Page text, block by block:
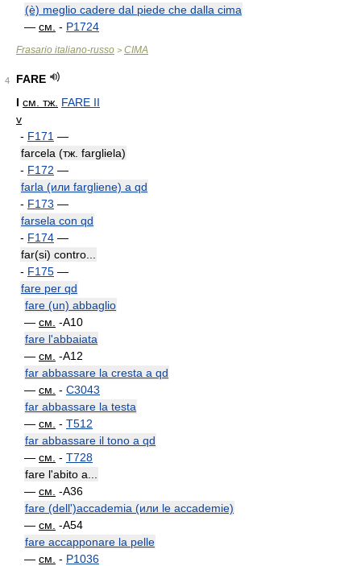
(è) meglio cadere dal piede che dalla cima
— см. - P1724
Frasario italiano-russo > CIMA
4
FARE
I см. тж. FARE II
v
- F171 —
farcela (тж. fargliela)
- F172 —
farla (или fargliene) a qd
- F173 —
farsela con qd
- F174 —
far(si) contro...
- F175 —
fare per qd
fare (un) abbaglio
— см. -A10
fare l'abbaiata
— см. -A12
far abbassare la cresta a qd
— см. - C3043
far abbassare la testa
— см. - T512
far abbassare il tono a qd
— см. - T728
fare l'abito a...
— см. -A36
fare (dell')accademia (или le accademie)
— см. -A54
fare accapponare la pelle
— см. - P1036